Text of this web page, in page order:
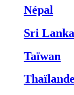
Népal
Sri Lanka
Taïwan
Thaïlande